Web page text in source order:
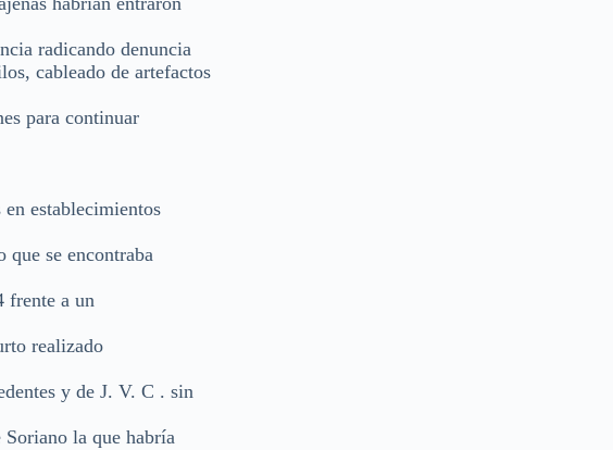
radicando denuncia
cableado de artefactos
para continuar
establecimientos
se encontraba
frente a un
realizado
y de J. V. C . sin
la que habría